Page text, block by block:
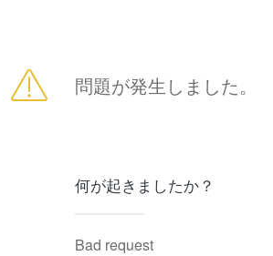
問題が発生しました。
何が起きましたか？
Bad request